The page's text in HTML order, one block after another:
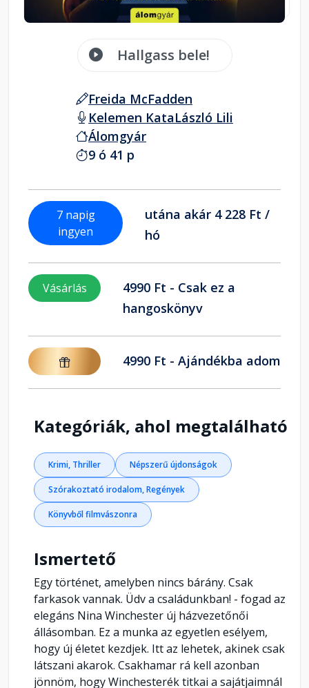
Hallgass bele!
Freida McFadden
Kelemen KataLászló Lili
Álomgyár
9 ó 41 p
7 napig
ingyen
utána akár 4 228 Ft /
hó
Vásárlás
4990 Ft - Csak ez a
hangoskönyv
4990 Ft - Ajándékba adom
Kategóriák, ahol megtalálható
Krimi, Thriller Népszerű újdonságok
Szórakoztató irodalom, Regények
Könyvből filmvászonra
Ismertető
Egy történet, amelyben nincs bárány. Csak
farkasok vannak. Üdv a családunkban! - fogad az
elegáns Nina Winchester új házvezetőnői
állásomban. Ez a munka az egyetlen esélyem,
hogy új életet kezdjek. Itt az lehetek, akinek csak
látszani akarok. Csakhamar rá kell azonban
jönnöm, hogy Winchesterék titkai a sajátjaimnál